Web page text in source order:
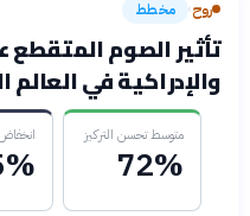
روح› مخطط
تأثير الصوم
والإدراكية في العالم العربي
متوسط تحسن التركيز
72%
انخفاض